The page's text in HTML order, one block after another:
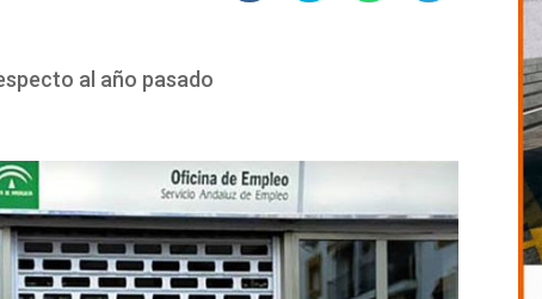
al año pasado